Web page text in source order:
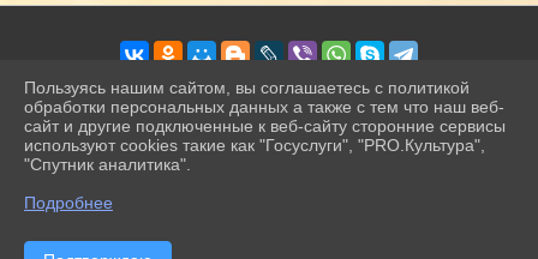
2026 г. petrokamck.ru
Вход
Карта сайта
Сделано на KubCMS
Пользуясь нашим сайтом, вы соглашаетесь с политикой
обработки персональных данных а также с тем что наш веб-
сайт и другие подключенные к веб-сайту сторонние сервисы
используют cookies такие как "Госуслуги", "PRO.Культура",
"Спутник аналитика".
Подробнее